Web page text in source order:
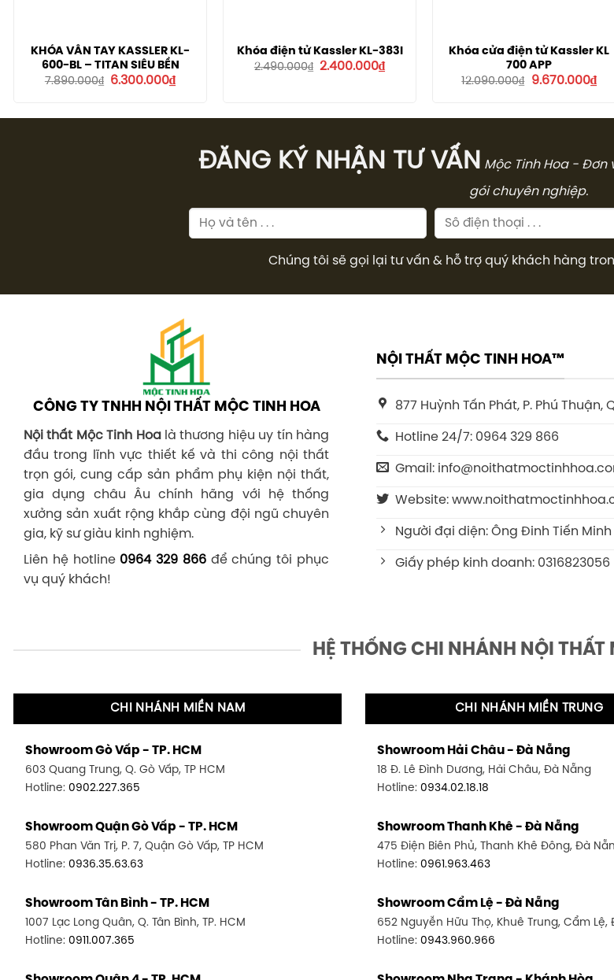
KHÓA VÂN TAY KASSLER KL-
600-BL – TITAN SIÊU BỀN
7.890.000₫ Giá
6.300.000₫Giá
hiện
Khóa điện tử Kassler KL-383I
2.490.000₫ Giá
2.400.000₫Giá
hiện
Khóa cửa điện tử Kassler KL
700 APP
12.090.000₫
Giá
9.670.000₫Giá
hiện
ĐĂNG KÝ NHẬN TƯ VẤN Mộc Tinh Hoa - Đơn
gói chuyên nghiệp.
Chúng tôi sẽ gọi lại tư vấn & hỗ trợ quý khách hàng
CÔNG TY TNHH NỘI THẤT MỘC TINH HOA
Nội thất Mộc Tinh Hoalà thương hiệu uy tín hàng
đầu trong lĩnh vực thiết kế và thi công nội thất
trọn gói, cung cấp sản phẩm phụ kiện nội thất,
gia dụng châu Âu chính hãng với hệ thống
xưởng sản xuất rộng khắp cùng đội ngũ chuyên
gia, kỹ sư giàu kinh nghiệm.
Liên hệ hotline 0964 329 866để chúng tôi phục
vụ quý khách!
NỘI THẤT MỘC TINH HOA™
877 Huỳnh Tấn Phát, P. Phú Thuận,
Hotline 24/7: 0964 329 866
Gmail:
Website:
Người đại diện: Ông Đinh Tiến Minh
Giấy phép kinh doanh: 0316823056
HỆ THỐNG CHI NHÁNH NỘI THẤT
CHI NHÁNH MIỀN NAM
Showroom Gò Vấp - TP. HCM
603 Quang Trung, Q. Gò Vấp, TP HCM
Hotline: 0902.227.365
Showroom Quận Gò Vấp - TP. HCM
580 Phan Văn Trị, P. 7, Quận Gò Vấp, TP HCM
Hotline: 0936.35.63.63
Showroom Tân Bình - TP. HCM
1007 Lạc Long Quân, Q. Tân Bình, TP. HCM
Hotline: 0911.007.365
CHI NHÁNH MIỀN TRUNG
Showroom Hải Châu - Đà Nẵng
18 Đ. Lê Đình Dương, Hải Châu, Đà Nẵng
Hotline: 0934.02.18.18
Showroom Thanh Khê - Đà Nẵng
475 Điện Biên Phủ, Thanh Khê Đông, Đà
Hotline: 0961.963.463
Showroom Cẩm Lệ - Đà Nẵng
652 Nguyễn Hữu Thọ, Khuê Trung, Cẩm Lệ,
Hotline: 0943.960.966